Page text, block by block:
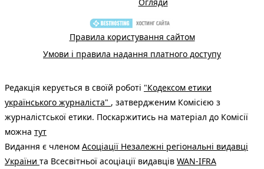
Правила користування сайтом
Умови і правила надання платного доступу
Редакція керується в своїй роботі "Кодексом етики
українського журналіста" , затвердженим Комісією з
журналістської етики. Поскаржитись на матеріал до Комісії
можна тут
Видання є членом Асоціації Незалежні регіональні видавці
України та Всесвітньої асоціації видавців WAN-IFRA